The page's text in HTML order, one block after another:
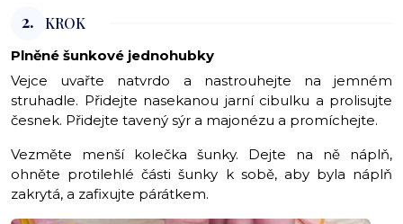
2. KROK
Plněné šunkové jednohubky
Vejce uvařte natvrdo a nastrouhejte na jemném
struhadle. Přidejte nasekanou jarní cibulku a prolisujte
česnek. Přidejte tavený sýr a majonézu a promíchejte.
Vezměte menší kolečka šunky. Dejte na ně náplň,
ohněte protilehlé části šunky k sobě, aby byla náplň
zakrytá, a zafixujte párátkem.